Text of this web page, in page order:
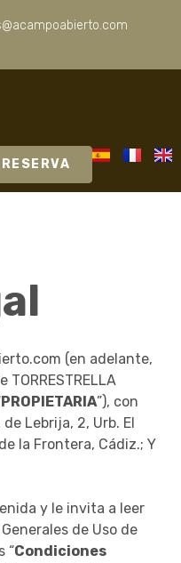
(en adelante,
TORRESTRELLA
PROPIETARIA”), con
Lebrija, 2, Urb. El
la Frontera, Cádiz.; Y
y le invita a leer
de Uso de
“Condiciones